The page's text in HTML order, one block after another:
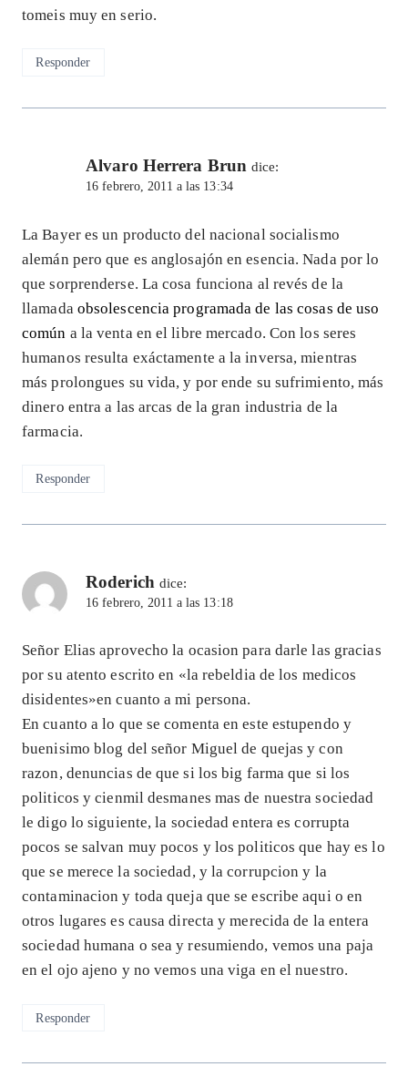
tomeis muy en serio.
Responder
Alvaro Herrera Brun dice:
16 febrero, 2011 a las 13:34
La Bayer es un producto del nacional socialismo
alemán pero que es anglosajón en esencia. Nada por lo
que sorprenderse. La cosa funciona al revés de la
llamada obsolescencia programada de las cosas de uso
común a la venta en el libre mercado. Con los seres
humanos resulta exáctamente a la inversa, mientras
más prolongues su vida, y por ende su sufrimiento, más
dinero entra a las arcas de la gran industria de la
farmacia.
Responder
Roderich dice:
16 febrero, 2011 a las 13:18
Señor Elias aprovecho la ocasion para darle las gracias
por su atento escrito en «la rebeldia de los medicos
disidentes»en cuanto a mi persona.
En cuanto a lo que se comenta en este estupendo y
buenisimo blog del señor Miguel de quejas y con
razon, denuncias de que si los big farma que si los
politicos y cienmil desmanes mas de nuestra sociedad
le digo lo siguiente, la sociedad entera es corrupta
pocos se salvan muy pocos y los politicos que hay es lo
que se merece la sociedad, y la corrupcion y la
contaminacion y toda queja que se escribe aqui o en
otros lugares es causa directa y merecida de la entera
sociedad humana o sea y resumiendo, vemos una paja
en el ojo ajeno y no vemos una viga en el nuestro.
Responder